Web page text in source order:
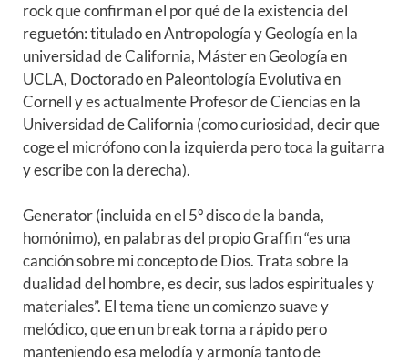
rock que confirman el por qué de la existencia del
reguetón: titulado en Antropología y Geología en la
universidad de California, Máster en Geología en
UCLA, Doctorado en Paleontología Evolutiva en
Cornell y es actualmente Profesor de Ciencias en la
Universidad de California (como curiosidad, decir que
coge el micrófono con la izquierda pero toca la guitarra
y escribe con la derecha).
Generator (incluida en el 5º disco de la banda,
homónimo), en palabras del propio Graffin “es una
canción sobre mi concepto de Dios. Trata sobre la
dualidad del hombre, es decir, sus lados espirituales y
materiales”. El tema tiene un comienzo suave y
melódico, que en un break torna a rápido pero
manteniendo esa melodía y armonía tanto de